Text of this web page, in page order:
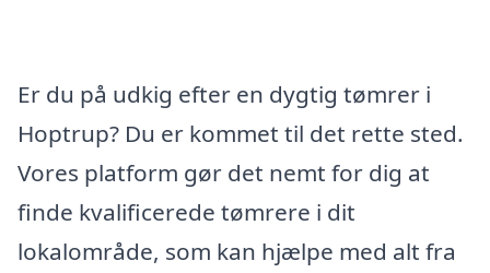
Er du på udkig efter en dygtig tømrer i
Hoptrup? Du er kommet til det rette sted.
Vores platform gør det nemt for dig at
finde kvalificerede tømrere i dit
lokalområde, som kan hjælpe med alt fra